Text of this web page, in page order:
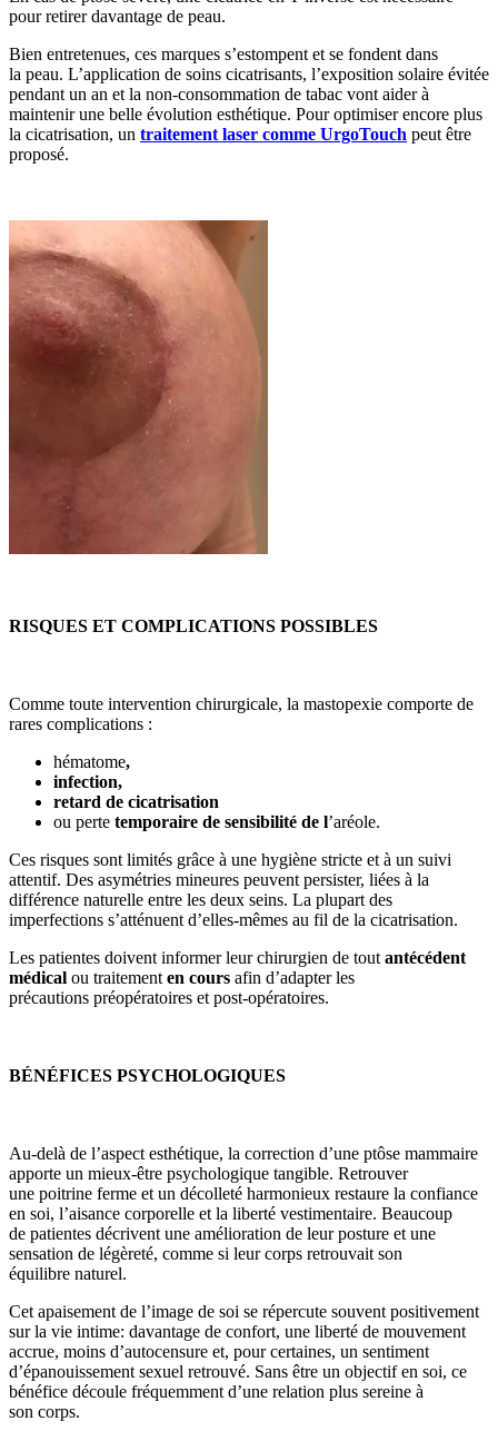
pour retirer davantage de peau.
Bien entretenues, ces marques s’estompent et se fondent dans
la peau. L’application de soins cicatrisants, l’exposition solaire évitée
pendant un an et la non-consommation de tabac vont aider à
maintenir une belle évolution esthétique. Pour optimiser encore plus
la cicatrisation, un traitement laser comme UrgoTouch peut être
proposé.
RISQUES ET COMPLICATIONS POSSIBLES
Comme toute intervention chirurgicale, la mastopexie comporte de
rares complications :
hématome,
infection,
retard de cicatrisation
ou perte temporaire de sensibilité de l’aréole.
Ces risques sont limités grâce à une hygiène stricte et à un suivi
attentif. Des asymétries mineures peuvent persister, liées à la
différence naturelle entre les deux seins. La plupart des
imperfections s’atténuent d’elles-mêmes au fil de la cicatrisation.
Les patientes doivent informer leur chirurgien de toutantécédent
médical ou traitementen cours afin d’adapter les
précautions préopératoires et post-opératoires.
BÉNÉFICES PSYCHOLOGIQUES
Au-delà de l’aspect esthétique, la correction d’une ptôse mammaire
apporte un mieux-être psychologique tangible. Retrouver
une poitrine ferme et un décolleté harmonieux restaure la confiance
en soi, l’aisance corporelle et la liberté vestimentaire. Beaucoup
de patientes décrivent une amélioration de leur posture et une
sensation de légèreté, comme si leur corps retrouvait son
équilibre naturel.
Cet apaisement de l’image de soi se répercute souvent positivement
sur la vie intime: davantage de confort, une liberté de mouvement
accrue, moins d’autocensure et, pour certaines, un sentiment
d’épanouissement sexuel retrouvé. Sans être un objectif en soi, ce
bénéfice découle fréquemment d’une relation plus sereine à
son corps.